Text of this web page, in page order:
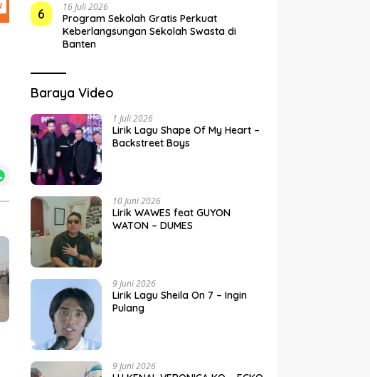
6 16 Juli 2026
Program Sekolah Gratis Perkuat
Keberlangsungan Sekolah Swasta di
Banten
Baraya Video
1 Juli 2026
Lirik Lagu Shape Of My Heart –
Backstreet Boys
10 Juni 2026
Lirik WAWES feat GUYON
WATON – DUMES
9 Juni 2026
Lirik Lagu Sheila On 7 – Ingin
Pulang
9 Juni 2026